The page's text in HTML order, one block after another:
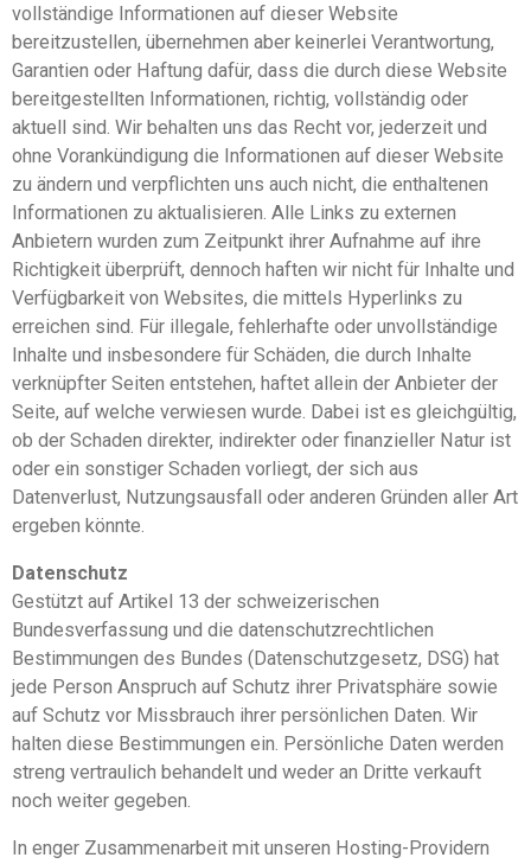
vollständige Informationen auf dieser Website
bereitzustellen, übernehmen aber keinerlei Verantwortung,
Garantien oder Haftung dafür, dass die durch diese Website
bereitgestellten Informationen, richtig, vollständig oder
aktuell sind. Wir behalten uns das Recht vor, jederzeit und
ohne Vorankündigung die Informationen auf dieser Website
zu ändern und verpflichten uns auch nicht, die enthaltenen
Informationen zu aktualisieren. Alle Links zu externen
Anbietern wurden zum Zeitpunkt ihrer Aufnahme auf ihre
Richtigkeit überprüft, dennoch haften wir nicht für Inhalte und
Verfügbarkeit von Websites, die mittels Hyperlinks zu
erreichen sind. Für illegale, fehlerhafte oder unvollständige
Inhalte und insbesondere für Schäden, die durch Inhalte
verknüpfter Seiten entstehen, haftet allein der Anbieter der
Seite, auf welche verwiesen wurde. Dabei ist es gleichgültig,
ob der Schaden direkter, indirekter oder finanzieller Natur ist
oder ein sonstiger Schaden vorliegt, der sich aus
Datenverlust, Nutzungsausfall oder anderen Gründen aller Art
ergeben könnte.
Datenschutz
Gestützt auf Artikel 13 der schweizerischen
Bundesverfassung und die datenschutzrechtlichen
Bestimmungen des Bundes (Datenschutzgesetz, DSG) hat
jede Person Anspruch auf Schutz ihrer Privatsphäre sowie
auf Schutz vor Missbrauch ihrer persönlichen Daten. Wir
halten diese Bestimmungen ein. Persönliche Daten werden
streng vertraulich behandelt und weder an Dritte verkauft
noch weiter gegeben.
In enger Zusammenarbeit mit unseren Hosting-Providern